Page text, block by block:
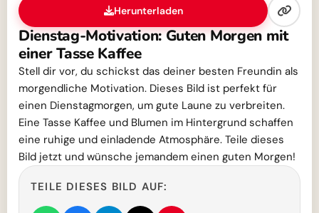
Herunterladen
Dienstag-Motivation: Guten Morgen mit
einer Tasse Kaffee
Stell dir vor, du schickst das deiner besten Freundin als
morgendliche Motivation. Dieses Bild ist perfekt für
einen Dienstagmorgen, um gute Laune zu verbreiten.
Eine Tasse Kaffee und Blumen im Hintergrund schaffen
eine ruhige und einladende Atmosphäre. Teile dieses
Bild jetzt und wünsche jemandem einen guten Morgen!
TEILE DIESES BILD AUF: